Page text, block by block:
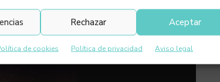
Aceptar
Rechazar
de cookies Política de privacidad Aviso legal